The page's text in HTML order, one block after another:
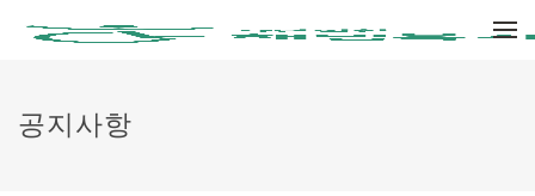
공지사항